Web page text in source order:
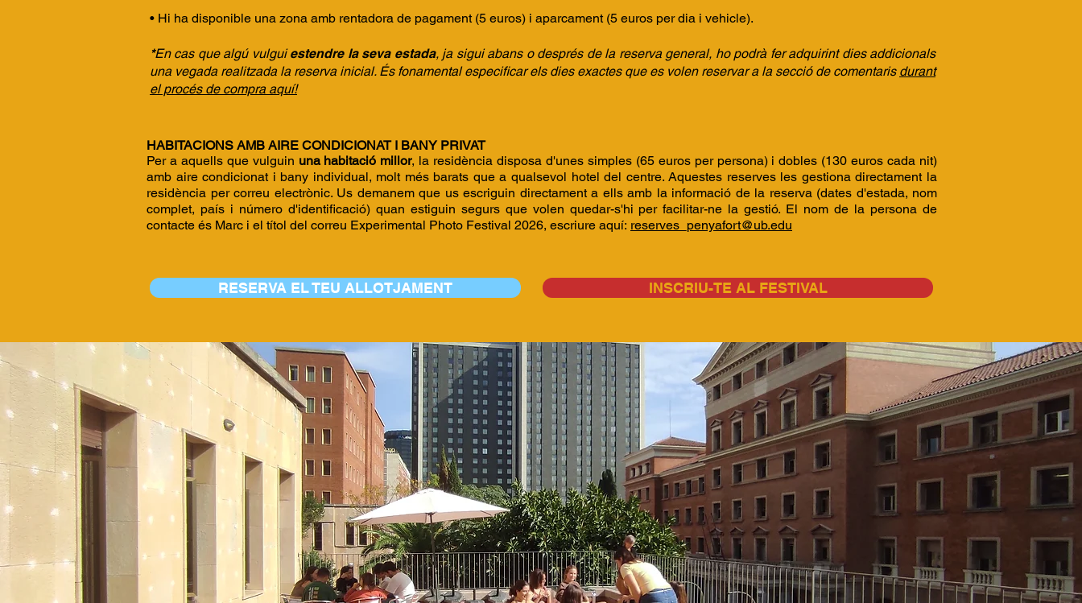
• Hi ha disponible una zona amb rentadora de pagament (5 euros) i aparcament (5 euros per dia i vehicle).
*En cas que algú vulguiestendre la seva estada, ja sigui abans o després de la reserva general, ho podrà fer adquirint dies addicionals
una vegada realitzada la reserva inicial. És fonamental especificar els dies exactes que es volen reservar a la secció de comentaris durant
el procés de compra aquí!
HABITACIONS AMB AIRE CONDICIONAT I BANY PRIVAT
Per a aquells que vulguin una habitació millor, la residència disposa d'unes simples (65 euros per persona) i dobles (130 euros cada nit)
amb aire condicionat i bany individual, molt més barats que a qualsevol hotel del centre. Aquestes reserves les gestiona directament la
residència per correu electrònic. Us demanem que us escriguin directament a ells amb la informació de la reserva (dates d'estada, nom
complet, país i número d'identificació) quan estiguin segurs que volen quedar-s'hi per facilitar-ne la gestió. El nom de la persona de
contacte és Marc i el títol del correu Experimental Photo Festival 2026, escriure aquí: reserves_penyafort@ub.edu
RESERVA EL TEU ALLOTJAMENT INSCRIU-TE AL FESTIVAL